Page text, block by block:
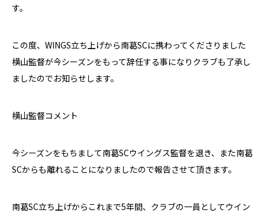
す。
この度、WINGS立ち上げから南葛SCに携わってくださりました
横山監督が今シーズンをもって辞任する事になりクラブも了承し
ましたのでお知らせします。
横山監督コメント
今シーズンをもちまして南葛SCウイングス監督を退き、また南葛
SCからも離れることになりましたので報告させて頂きます。
南葛SC立ち上げからこれまで5年間、クラブの一員としてウイン